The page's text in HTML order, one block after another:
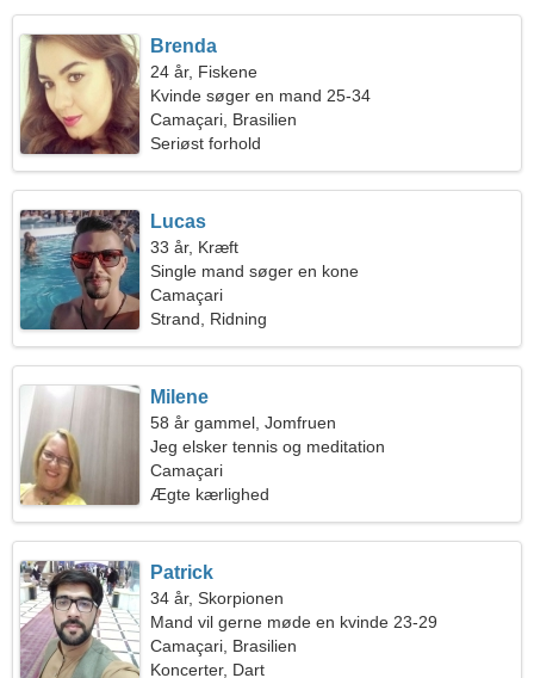
Brenda
24 år, Fiskene
Kvinde søger en mand 25-34
Camaçari, Brasilien
Seriøst forhold
Lucas
33 år, Kræft
Single mand søger en kone
Camaçari
Strand, Ridning
Milene
58 år gammel, Jomfruen
Jeg elsker tennis og meditation
Camaçari
Ægte kærlighed
Patrick
34 år, Skorpionen
Mand vil gerne møde en kvinde 23-29
Camaçari, Brasilien
Koncerter, Dart